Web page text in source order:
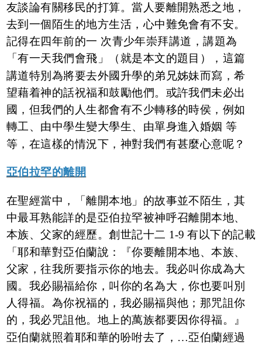
友談論有關移民的打算。當人要離開熟悉之地，
去到一個陌生的地方生活，心中難免會有不安。
記得在四年前的一 次青少年崇拜講道，講題為
「有一天我們會飛」（就是本文的題目），這篇
講道特別為將要去外國升學的弟兄姊妹而寫，希
望藉着神的話祝福和鼓勵他們。或許我們未必出
國，但我們的人生都會有不少轉移的時侯，例如
轉工、由中學生變大學生、由單身進入婚姻 等
等，在這樣的情況下，神對我們有甚麼心意呢？
亞伯拉罕的離開
在聖經當中，「離開本地」的故事並不陌生，其
中最耳熟能詳的是亞伯拉罕被神呼召離開本地、
本族、父家的經歷。創世記十二 1-9 有以下的記載
「耶和華對亞伯蘭說：『你要離開本地、本族、
父家，往我所要指示你的地去。我必叫你成為大
國。我必賜福給你，叫你的名為大，你也要叫別
人得福。為你祝福的，我必賜福與他；那咒詛你
的，我必咒詛他。地上的萬族都要因你得福。』
亞伯蘭就照着耶和華的吩咐去了，…亞伯蘭經過